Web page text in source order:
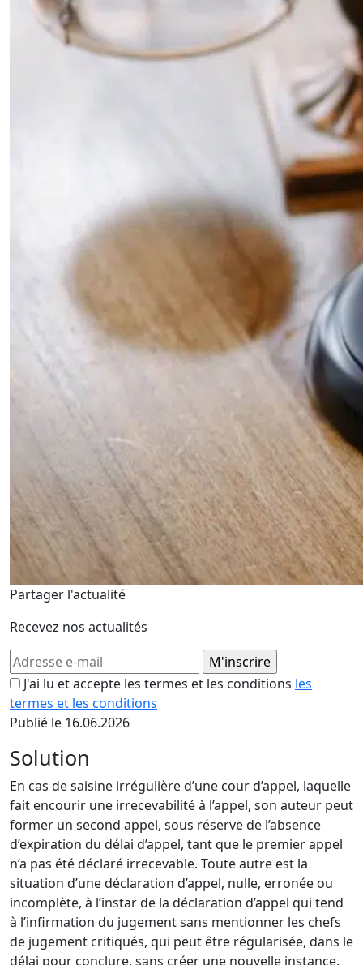
Publié le 16.06.2026
Solution
En cas de saisine irrégulière d’une cour d’appel, laquelle
fait encourir une irrecevabilité à l’appel, son auteur peut
former un second appel, sous réserve de l’absence
d’expiration du délai d’appel, tant que le premier appel
n’a pas été déclaré irrecevable. Toute autre est la
situation d’une déclaration d’appel, nulle, erronée ou
incomplète, à l’instar de la déclaration d’appel qui tend
à l’infirmation du jugement sans mentionner les chefs
de jugement critiqués, qui peut être régularisée, dans le
délai pour conclure, sans créer une nouvelle instance,
Partager l'actualité
Recevez nos actualités
J'ai lu et accepte les termes et les conditions les
termes et les conditions